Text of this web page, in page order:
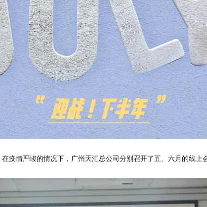
疫情严峻的情况下，广州天汇总公司分别召开了五、六月的线上